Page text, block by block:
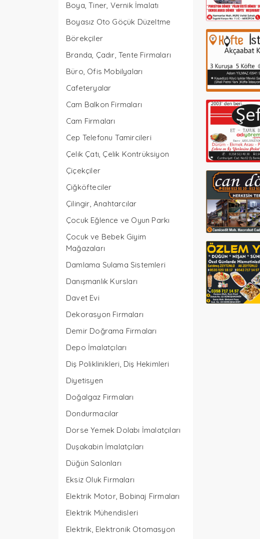
Boya, Tiner, Vernik İmalatı
Boyasız Oto Göçük Düzeltme
Börekçiler
Branda, Çadır, Tente Firmaları
Büro, Ofis Mobilyaları
Cafeteryalar
Cam Balkon Firmaları
Cam Firmaları
Cep Telefonu Tamircileri
Çelik Çatı, Çelik Kontrüksiyon
Çiçekçiler
Çiğköfteciler
Çilingir, Anahtarcılar
Çocuk Eğlence ve Oyun Parkı
Çocuk ve Bebek Giyim
Mağazaları
Damlama Sulama Sistemleri
Danışmanlık Kursları
Davet Evi
Dekorasyon Firmaları
Demir Doğrama Firmaları
Depo İmalatçıları
Diş Poliklinikleri, Diş Hekimleri
Diyetisyen
Doğalgaz Firmaları
Dondurmacılar
Dorse Yemek Dolabı İmalatçıları
Duşakabin İmalatçıları
Düğün Salonları
Eksiz Oluk Firmaları
Elektrik Motor, Bobinaj Firmaları
Elektrik Mühendisleri
Elektrik, Elektronik Otomasyon